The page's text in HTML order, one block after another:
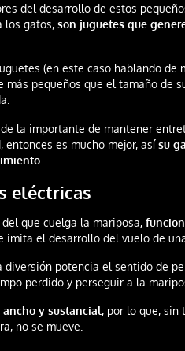
del desarrollo de estos
los gatos,son juguetes que
(en este caso hablando de
más pequeños que el tamaño de
la importante de mantener
entonces es mucho mejor, asísu
eléctricas
del que cuelga la mariposa,
imita el desarrollo del vuelo de
diversión potencia el sentido de
perdido y perseguir a la
ancho y sustancial, por lo que, sin
no se mueve.